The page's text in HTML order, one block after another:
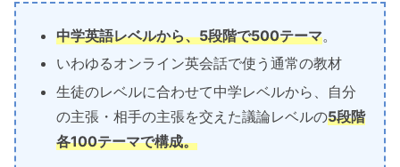
中学英語レベルから、5段階で500テーマ。
いわゆるオンライン英会話で使う通常の教材
生徒のレベルに合わせて中学レベルから、自分
の主張・相手の主張を交えた議論レベルの5段階
各100テーマで構成。